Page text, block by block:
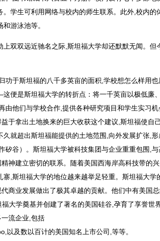
学生可利用网络与校内的师生联系。此外,校内的
游泳池等。
双双远近驰名之际,斯坦福大学却还默默无闻。但
功于斯坦福的八千多英亩的面积,学校想怎么样用也
便是斯坦福大学的转折点：将一千英亩以极低廉
他们与学校合作,提供各种研究项目和学生实习机
于拿出土地换来的巨大收获这个建议,斯坦福使自
就超出斯坦福能提供的土地范围,向外发展扩张,形
矽谷）。斯坦福大学被科技集团与企业重重包围,与
神建立密切的联系。随着美国西海岸高科技带的
,斯坦福大学的地位越来越举足轻重。斯坦福大学
商业发展做出了极其卓越的贡献。他们中有美国
大学奠基并创建了著名的美国硅谷,孕育了享誉世
流企业,包括
及数以百计的美国知名上市公司,等等。